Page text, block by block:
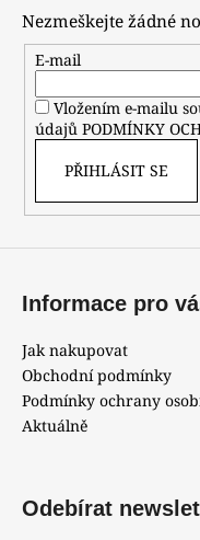
Nezmeškejte žádné
E-mail
Vložením e-mailu
údajů PODMÍNKY
PŘIHLÁSIT SE
Informace pro
Jak nakupovat
Obchodní podmínky
Podmínky ochrany
Aktuálně
Odebírat